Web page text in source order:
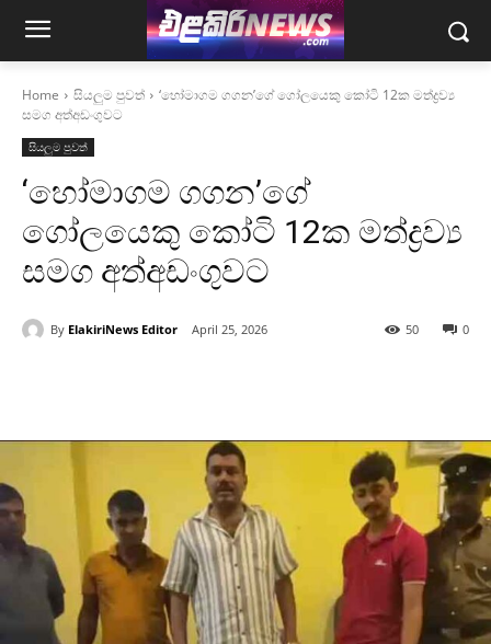
Home සියලුම පුවත්
‘හෝමාගම ගගන’ගේ ගෝලයෙකු කෝටි 12ක මත්ද්‍රව්‍ය
සමග අත්අඩංගුවට
සියලුම පුවත්
‘හෝමාගම ගගන’ගේ
ගෝලයෙකු කෝටි 12ක මත්ද්‍රව්‍ය
සමග අත්අඩංගුවට
By ElakiriNews Editor April 25, 2026 0
50